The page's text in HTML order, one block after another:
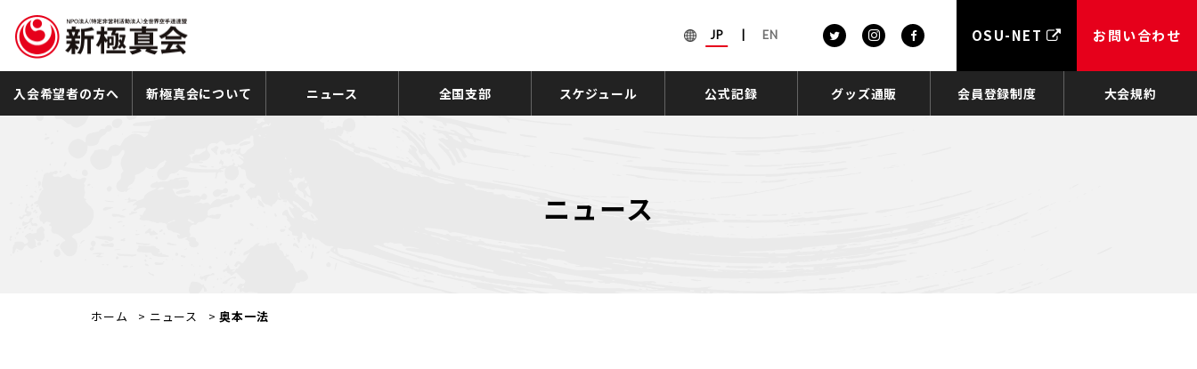
JP EN OSU-NET お問い合わせ
入会希望者の方へ 新極真会について ニュース 全国支部 スケジュール 公式記録 グッズ通販 会員登録制度 大会規約
ニュース
ホーム > ニュース >奥本一法